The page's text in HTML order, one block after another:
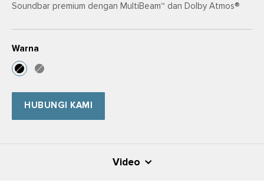
Soundbar premium dengan MultiBeam™ dan Dolby Atmos®
Warna
HUBUNGI KAMI
Video